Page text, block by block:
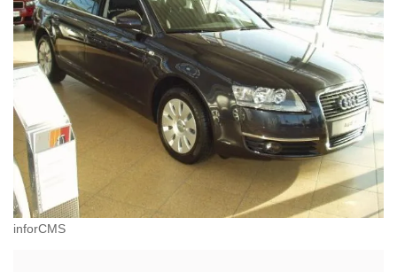
inforCMS